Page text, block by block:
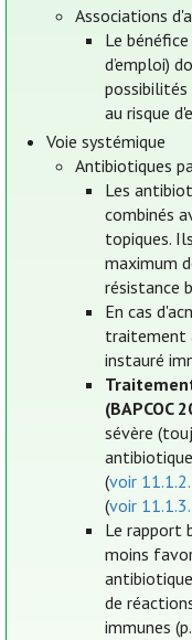
Associations
Le
d’emploi)
au risque
Voie systémique
Antibiotiques
Les
combinés
topiques.
maximum
résistance
En cas
traitement
instauré
(BAPCOC
sévère
(voir
(voir
Le rapport
moins
de
immunes